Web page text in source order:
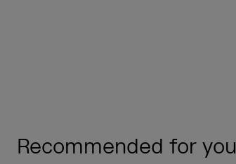
Recommended for you